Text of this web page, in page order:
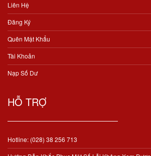
Liên Hệ
Đăng Ký
Quên Mật Khẩu
Tài Khoản
Nạp Số Dư
HỖ TRỢ
Hotline: (028) 38 256 713